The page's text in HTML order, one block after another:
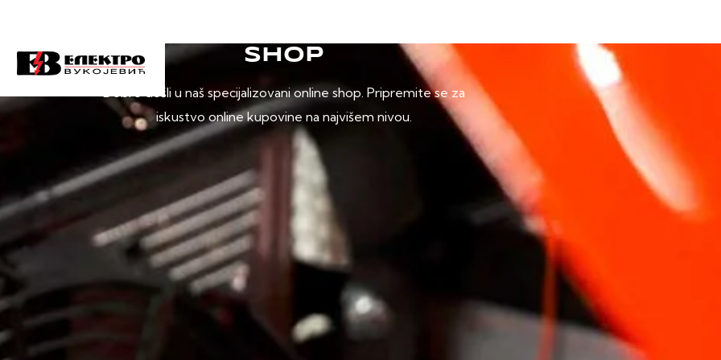
SHOP
Dobro došli u naš specijalizovani online shop. Pripremite se za
iskustvo online kupovine na najvišem nivou.